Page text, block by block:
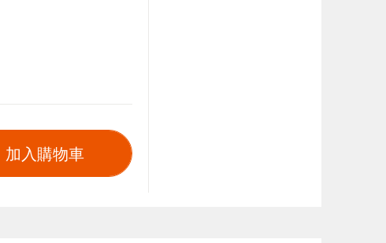
加入購物車